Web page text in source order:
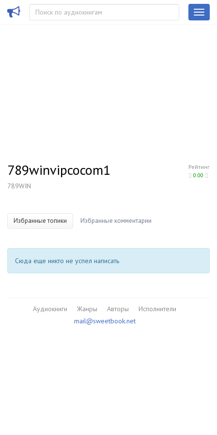
Рейтинг
0.00
789winvipcocom1
789WIN
Избранные топики Избранные комментарии
Сюда еще никто не успел написать
Аудиокниги Жанры Авторы
Исполнители
mail@sweetbook.net